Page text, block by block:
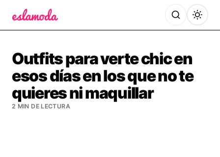
Outfits para verte chic en
esos días en los que no te
quieres ni maquillar
2 MIN DE LECTURA